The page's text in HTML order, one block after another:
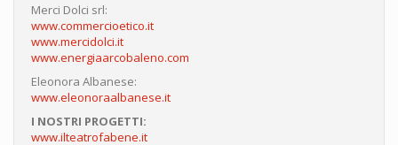
Merci Dolci srl:
www.commercioetico.it
www.mercidolci.it
www.energiaarcobaleno.com
Eleonora Albanese:
www.eleonoraalbanese.it
I NOSTRI PROGETTI:
www.ilteatrofabene.it